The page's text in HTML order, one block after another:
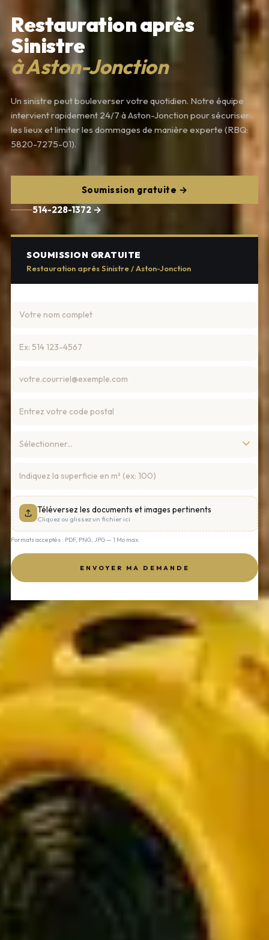
Restauration après
Sinistre
à Aston-Jonction
Un sinistre peut bouleverser votre quotidien. Notre équipe
intervient rapidement 24/7 à Aston-Jonction pour sécuriser
les lieux et limiter les dommages de manière experte (RBQ:
5820-7275-01).
Soumission gratuite →
514-228-1372 →
SOUMISSION GRATUITE
Restauration après Sinistre / Aston-Jonction
Téléversez les documents et images pertinents
Cliquez ou glissez un fichier ici
Formats acceptés : PDF, PNG, JPG — 1 Mo max.
ENVOYER MA DEMANDE